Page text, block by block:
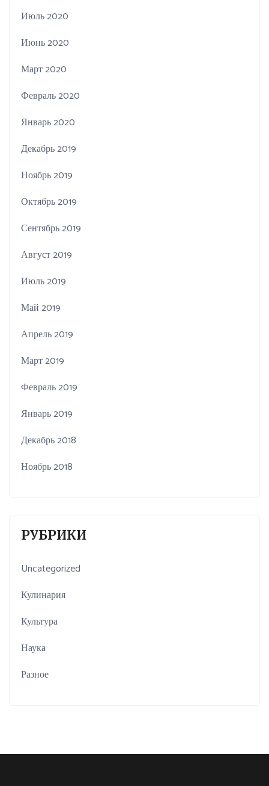
Июль 2020
Июнь 2020
Март 2020
Февраль 2020
Январь 2020
Декабрь 2019
Ноябрь 2019
Октябрь 2019
Сентябрь 2019
Август 2019
Июль 2019
Май 2019
Апрель 2019
Март 2019
Февраль 2019
Январь 2019
Декабрь 2018
Ноябрь 2018
РУБРИКИ
Uncategorized
Кулинария
Культура
Наука
Разное